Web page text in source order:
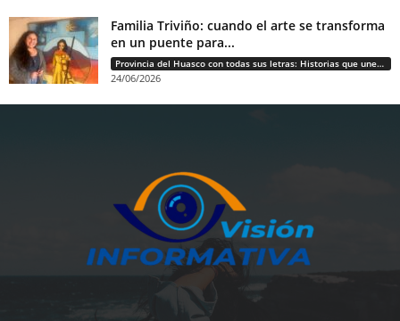
Familia Triviño: cuando el arte se transforma
en un puente para...
Provincia del Huasco con todas sus letras: Historias que unen cultura, diversidad e identidad
24/06/2026